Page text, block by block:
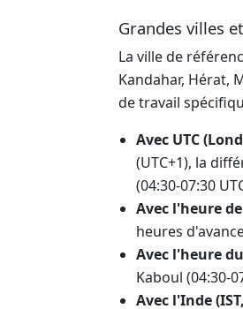
Grandes villes
La ville de
Kandahar, Hérat,
de travail
Avec UTC
(UTC+1), la
(04:30-07:30
Avec l'heure
heures
Avec l'heure
Kaboul (04:30-
Avec l'Inde